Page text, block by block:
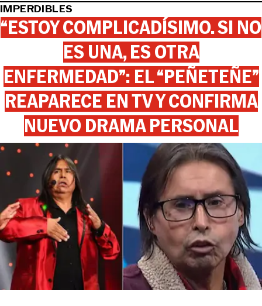
IMPERDIBLES
“ESTOY COMPLICADÍSIMO. SI NO
ES UNA, ES OTRA
ENFERMEDAD”: EL “PEÑETEÑE”
REAPARECE EN TV Y CONFIRMA
NUEVO DRAMA PERSONAL